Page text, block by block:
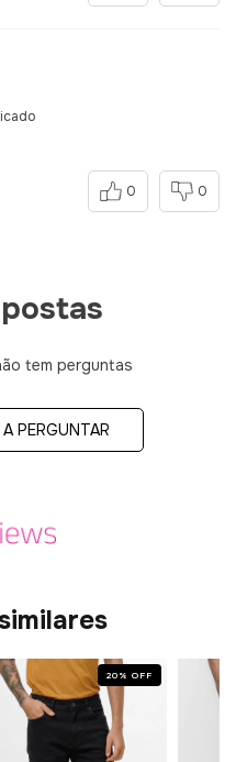
0 0
tem perguntas
PERGUNTAR
20 %OFF